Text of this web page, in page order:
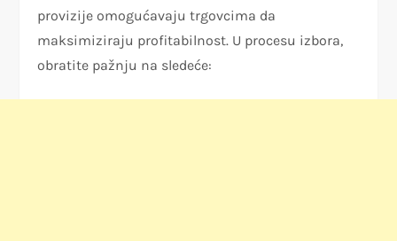
provizije omogućavaju trgovcima da
maksimiziraju profitabilnost. U procesu izbora,
obratite pažnju na sledeće: